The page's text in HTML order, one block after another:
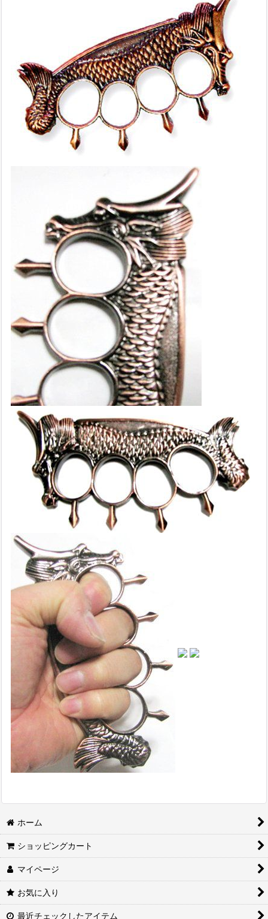
ホーム
ショッピングカート
マイページ
お気に入り
最近チェックしたアイテム